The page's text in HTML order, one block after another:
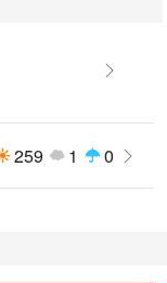
259 1 0